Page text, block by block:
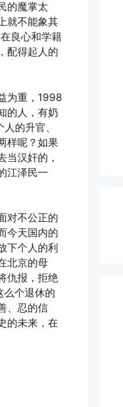
的魔掌太
就不能象其
良心和学籍
配得起人的
为重，1998
的人，有奶
的升官、
样呢？如果
当汉奸的，
江泽民一
对不公正的
今天国内的
下个人的利
北京的母
仇报，拒绝
么个退休的
、忍的信
的未来，在